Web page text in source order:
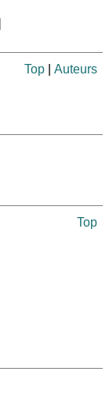
Top
Auteurs
Top